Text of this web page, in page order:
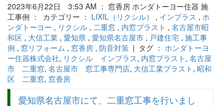
2023年6月22日 3:53 AM ： 窓香房 ホンダトーヨー住器 施
工事例 ： カテゴリー ： LIXIL（リクシル） , インプラス , ホ
ンダトーヨー , リクシル , 二重窓 , 内窓プラスト , 名古屋市昭
和区 , 大信工業 , 愛知県 , 愛知県名古屋市 , 戸建住宅 , 施工事
例 , 窓リフォーム , 窓香房 , 防音対策 | タグ ： ホンダトーヨ
ー住器株式会社, リクシル インプラス, 内窓プラスト, 名古屋
市 二重窓, 名古屋市 窓工事専門店, 大信工業プラスト, 昭和
区 二重窓, 窓香房
愛知県名古屋市にて、二重窓工事を行いまし